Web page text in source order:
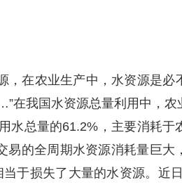
，在农业生产中，水资源是必
我国水资源总量利用中，农
水总量的61.2%，主要消耗于
的全周期水资源消耗量巨大
于损失了大量的水资源。近